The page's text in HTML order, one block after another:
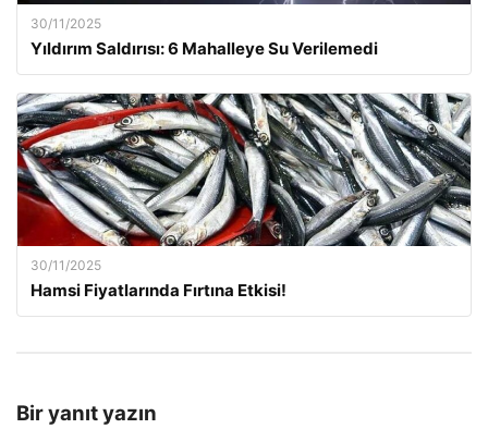
30/11/2025
Yıldırım Saldırısı: 6 Mahalleye Su Verilemedi
30/11/2025
Hamsi Fiyatlarında Fırtına Etkisi!
Bir yanıt yazın